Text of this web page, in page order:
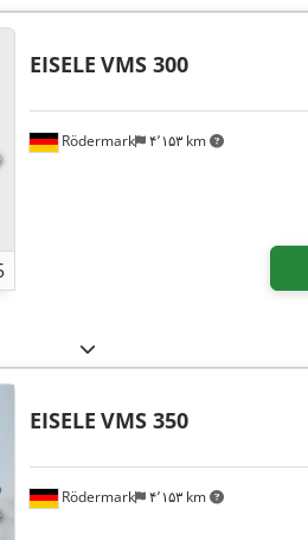
Rödermark ۴٬۱۵۳ km
EISELE VMS 300
Rödermark ۴٬۱۵۳ km
EISELE VMS 350